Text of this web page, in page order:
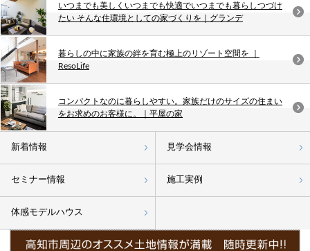
いつまでも美しくいつまでも快適でいつまでも暮らしつづけ
たい そんな住環境としての家づくりを｜グランデ
暮らしの中に家族の絆を育む極上のリゾート空間を ｜
ResoLife
コンパクトなのに暮らしやすい。家族だけのサイズの住まい
をお求めのお客様に。｜平屋の家
新着情報 見学会情報
セミナー情報 施工実例
体感モデルハウス